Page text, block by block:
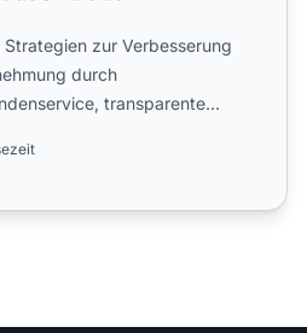
zur Verbesserung
durch
transparente